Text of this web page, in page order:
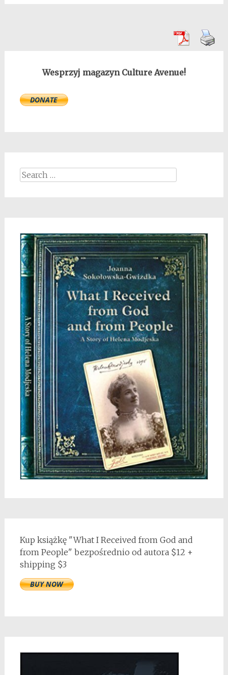
Wesprzyj magazyn Culture Avenue!
Search
for:
Kup książkę "What I Received from God and
from People" bezpośrednio od autora $12 +
shipping $3